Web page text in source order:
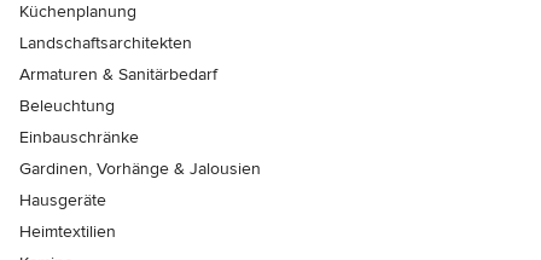
Küchenplanung
Landschaftsarchitekten
Armaturen & Sanitärbedarf
Beleuchtung
Einbauschränke
Gardinen, Vorhänge & Jalousien
Hausgeräte
Heimtextilien